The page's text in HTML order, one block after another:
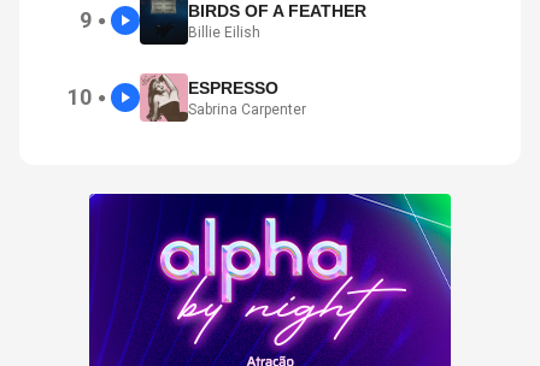
9 ● BIRDS OF A FEATHER
Billie Eilish
10 ● ESPRESSO
Sabrina Carpenter